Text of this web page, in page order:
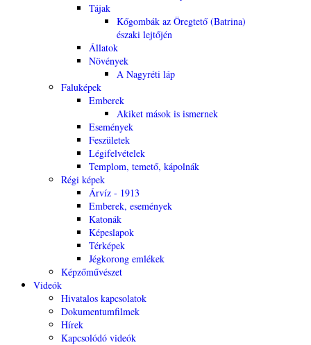
Tájak
Kőgombák az Öregtető (Batrina)
északi lejtőjén
Állatok
Növények
A Nagyréti láp
Faluképek
Emberek
Akiket mások is ismernek
Események
Feszületek
Légifelvételek
Templom, temető, kápolnák
Régi képek
Árvíz - 1913
Emberek, események
Katonák
Képeslapok
Térképek
Jégkorong emlékek
Képzőművészet
Videók
Hivatalos kapcsolatok
Dokumentumfilmek
Hírek
Kapcsolódó videók